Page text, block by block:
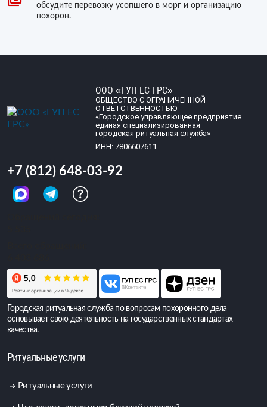
обсудите перевозку усопшего в морг и организацию
похорон.
ООО «ГУП ЕС ГРС»
ОБЩЕСТВО С ОГРАНИЧЕННОЙ
ОТВЕТСТВЕННОСТЬЮ
«Городское управляющее предприятие
единая специализированная
городская ритуальная служба»
ИНН: 7806607611
+7 (812) 648-03-92
Городская ритуальная служба по вопросам похоронного дела
основывает свою деятельность на государственных стандартах
качества.
Ритуальные услуги
Ритуальные услуги